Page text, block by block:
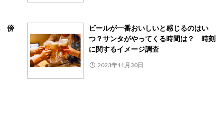
傍
ビールが一番おいしいと感じるのはい
つ？サンタがやってくる時間は？ 時刻
に関するイメージ調査
2023年11月30日